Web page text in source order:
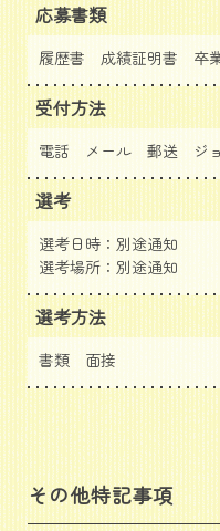
応募書類
履歴書 成績証明書 卒
受付方法
電話 メール 郵送 ジ
選考
選考日時：別途通知
選考場所：別途通知
選考方法
書類 面接
その他特記事項